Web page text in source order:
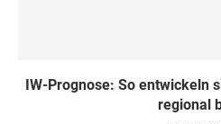
IW-Prognose: So entwickeln
regional